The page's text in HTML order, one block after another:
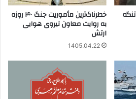
خطرناک‌ترین مأموریت جنگ ۴۰ روزه
به روایت معاون نیروی هوایی
ارتش
1405.04.22